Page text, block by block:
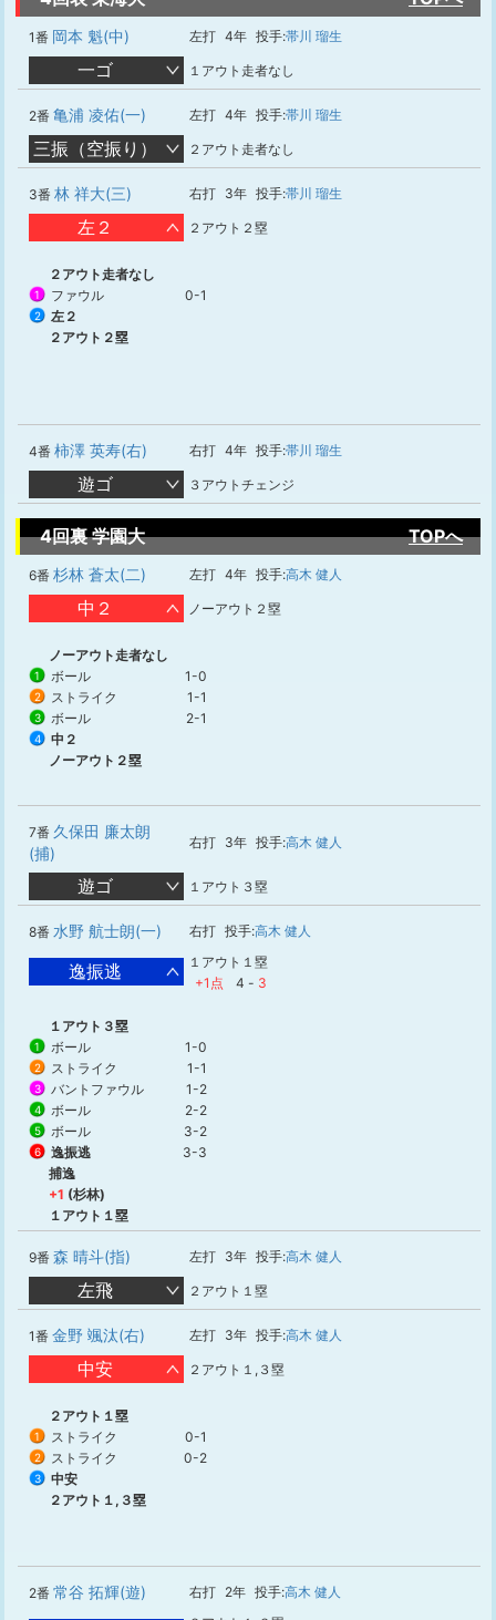
1番 岡本 魁(中) 左打 4年 投手:帯川 瑠生
一ゴ １アウト走者なし
2番 亀浦 凌佑(一) 左打 4年 投手:帯川 瑠生
三振（空振り） ２アウト走者なし
3番 林 祥大(三) 右打 3年 投手:帯川 瑠生
左２ ２アウト２塁
２アウト走者なし
1 ファウル 0-1
2
左２
２アウト２塁
4番 柿澤 英寿(右) 右打 4年 投手:帯川 瑠生
遊ゴ ３アウトチェンジ
4回裏 学園大 TOPへ
6番 杉林 蒼太(二) 左打 4年 投手:高木 健人
中２ ノーアウト２塁
ノーアウト走者なし
1 ボール 1-0
2 ストライク 1-1
3 ボール 2-1
4
中２
ノーアウト２塁
7番 久保田 廉太朗
(捕)
右打 3年 投手:高木 健人
遊ゴ １アウト３塁
8番 水野 航士朗(一) 右打 投手:高木 健人
逸振逃
１アウト１塁
+1点
4 - 3
１アウト３塁
1 ボール 1-0
2 ストライク 1-1
3 バントファウル 1-2
4 ボール 2-2
5 ボール 3-2
6 逸振逃
3-3
捕逸
+1 (杉林)
１アウト１塁
9番 森 晴斗(指) 左打 3年 投手:高木 健人
左飛 ２アウト１塁
1番 金野 颯汰(右) 左打 3年 投手:高木 健人
中安 ２アウト１,３塁
２アウト１塁
1 ストライク 0-1
2 ストライク 0-2
3
中安
２アウト１,３塁
2番 常谷 拓輝(遊) 右打 2年 投手:高木 健人